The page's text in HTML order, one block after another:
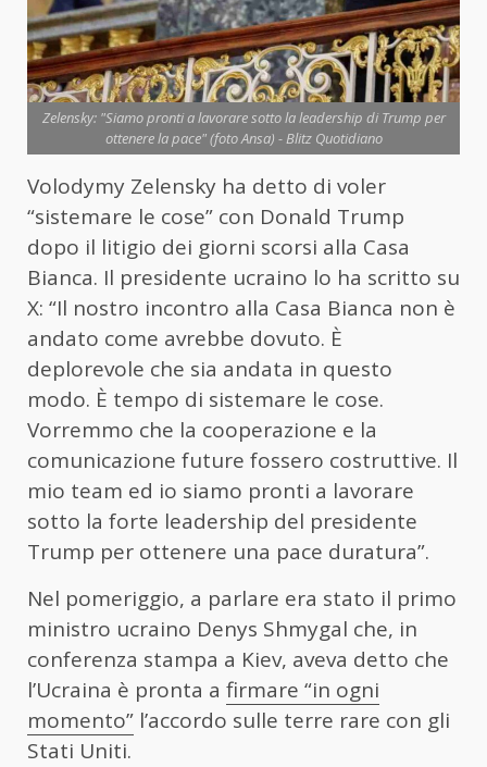
Zelensky: "Siamo pronti a lavorare sotto la leadership di Trump per
ottenere la pace" (foto Ansa) - Blitz Quotidiano
Volodymy Zelensky ha detto di voler
“sistemare le cose” con Donald Trump
dopo il litigio dei giorni scorsi alla Casa
Bianca. Il presidente ucraino lo ha scritto su
X: “Il nostro incontro alla Casa Bianca non è
andato come avrebbe dovuto. È
deplorevole che sia andata in questo
modo. È tempo di sistemare le cose.
Vorremmo che la cooperazione e la
comunicazione future fossero costruttive. Il
mio team ed io siamo pronti a lavorare
sotto la forte leadership del presidente
Trump per ottenere una pace duratura”.
Nel pomeriggio, a parlare era stato il primo
ministro ucraino Denys Shmygal che, in
conferenza stampa a Kiev, aveva detto che
l’Ucraina è pronta a firmare “in ogni
momento” l’accordo sulle terre rare con gli
Stati Uniti.